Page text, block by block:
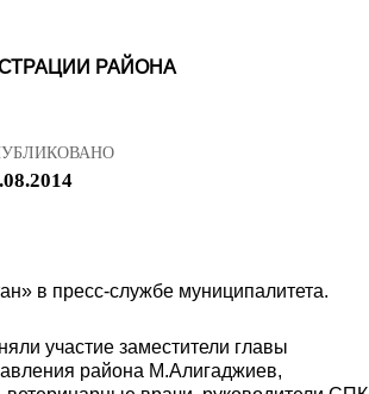
РАЙОНА
в пресс-службе муниципалитета.
участие заместители главы
района М.Алигаджиев,